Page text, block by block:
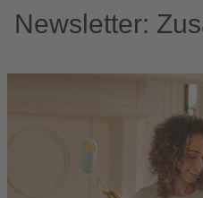
Newsletter: